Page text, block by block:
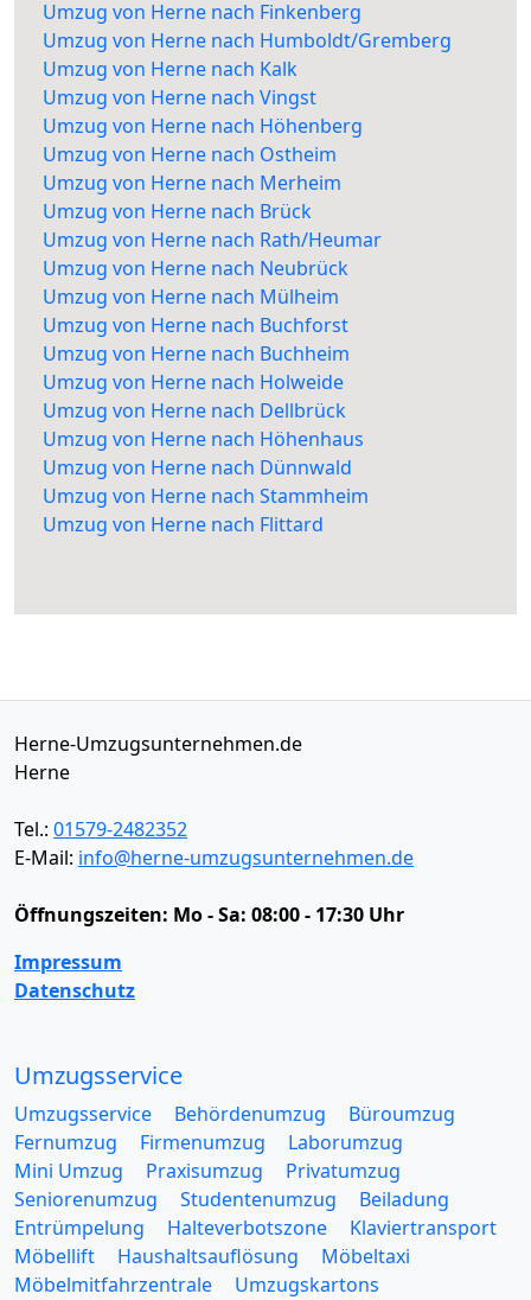
Umzug von Herne nach Finkenberg
Umzug von Herne nach Humboldt/Gremberg
Umzug von Herne nach Kalk
Umzug von Herne nach Vingst
Umzug von Herne nach Höhenberg
Umzug von Herne nach Ostheim
Umzug von Herne nach Merheim
Umzug von Herne nach Brück
Umzug von Herne nach Rath/Heumar
Umzug von Herne nach Neubrück
Umzug von Herne nach Mülheim
Umzug von Herne nach Buchforst
Umzug von Herne nach Buchheim
Umzug von Herne nach Holweide
Umzug von Herne nach Dellbrück
Umzug von Herne nach Höhenhaus
Umzug von Herne nach Dünnwald
Umzug von Herne nach Stammheim
Umzug von Herne nach Flittard
Herne-Umzugsunternehmen.de
Herne
Tel.: 01579-2482352
E-Mail: info@herne-umzugsunternehmen.de
Öffnungszeiten: Mo - Sa: 08:00 - 17:30 Uhr
Impressum
Datenschutz
Umzugsservice
Umzugsservice Behördenumzug
Büroumzug
Fernumzug
Firmenumzug
Laborumzug
Mini Umzug
Praxisumzug
Privatumzug
Seniorenumzug
Studentenumzug
Beiladung
Entrümpelung
Halteverbotszone
Klaviertransport
Möbellift
Haushaltsauflösung
Möbeltaxi
Möbelmitfahrzentrale
Umzugskartons